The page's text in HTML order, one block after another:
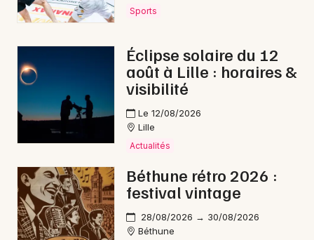
Sports
Éclipse solaire du 12
août à Lille : horaires &
visibilité
Le 12/08/2026
Lille
Actualités
Béthune rétro 2026 :
festival vintage
28/08/2026 → 30/08/2026
Béthune